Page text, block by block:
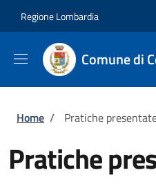
Regione Lombardia
Comune di
Briciole di
Home / Pratiche
Pratiche